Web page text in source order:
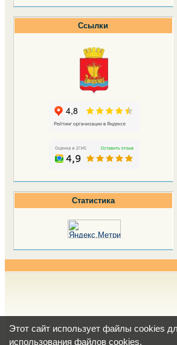
Ссылки
Статистика
Этот сайт использует файлы cookies
использования файлов cookies.